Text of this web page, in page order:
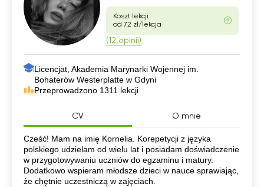
Koszt lekcji
od 72 zł/lekcja
(12 opinii)
Licencjat, Akademia Marynarki Wojennej im.
Bohaterów Westerplatte w Gdyni
Przeprowadzono 1311 lekcji
CV O mnie
CV
Cześć! Mam na imię Kornelia. Korepetycji z języka
polskiego udzielam od wielu lat i posiadam doświadczenie
w przygotowywaniu uczniów do egzaminu i matury.
Dodatkowo wspieram młodsze dzieci w nauce sprawiając,
że chętnie uczestniczą w zajęciach.